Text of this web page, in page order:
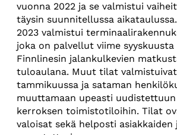
vuonna 2022 ja se valmistui
täysin suunnitellussa
2023 valmistui
joka on palvellut viime
Finnlinesin jalankulkevien
tuloaulana. Muut tilat
tammikuussa ja sataman
muuttamaan upeasti
kerroksen toimistotiloihin. Tilat
valoisat sekä helposti asiakkaiden